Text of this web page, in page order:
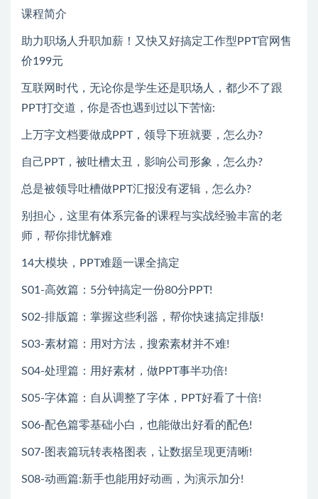
课程简介
助力职场人升职加薪！又快又好搞定工作型PPT官网售
价199元
互联网时代，无论你是学生还是职场人，都少不了跟
PPT打交道，你是否也遇到过以下苦恼:
上万字文档要做成PPT，领导下班就要，怎么办?
自己PPT，被吐槽太丑，影响公司形象，怎么办?
总是被领导吐槽做PPT汇报没有逻辑，怎么办?
别担心，这里有体系完备的课程与实战经验丰富的老
师，帮你排忧解难
14大模块，PPT难题一课全搞定
S01-高效篇：5分钟搞定一份80分PPT!
S02-排版篇：掌握这些利器，帮你快速搞定排版!
S03-素材篇：用对方法，搜索素材并不难!
S04-处理篇：用好素材，做PPT事半功倍!
S05-字体篇：自从调整了字体，PPT好看了十倍!
S06-配色篇零基础小白，也能做出好看的配色!
S07-图表篇玩转表格图表，让数据呈现更清晰!
S08-动画篇:新手也能用好动画，为演示加分!